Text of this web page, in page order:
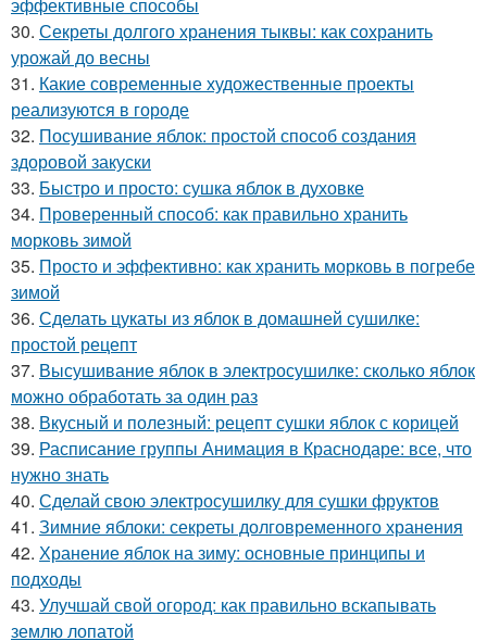
30. Секреты долгого хранения тыквы: как сохранить
урожай до весны
31. Какие современные художественные проекты
реализуются в городе
32. Посушивание яблок: простой способ создания
здоровой закуски
33. Быстро и просто: сушка яблок в духовке
34. Проверенный способ: как правильно хранить
морковь зимой
35. Просто и эффективно: как хранить морковь в погребе
зимой
36. Сделать цукаты из яблок в домашней сушилке:
простой рецепт
37. Высушивание яблок в электросушилке: сколько яблок
можно обработать за один раз
38. Вкусный и полезный: рецепт сушки яблок с корицей
39. Расписание группы Анимация в Краснодаре: все, что
нужно знать
40. Сделай свою электросушилку для сушки фруктов
41. Зимние яблоки: секреты долговременного хранения
42. Хранение яблок на зиму: основные принципы и
подходы
43. Улучшай свой огород: как правильно вскапывать
землю лопатой